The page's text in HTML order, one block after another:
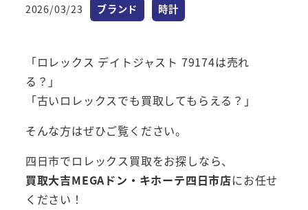
投稿日
2026/03/23 カテゴリー
ブランド カテゴリー
時計
「ロレックス デイトジャスト 79174は売れ
る？」
「古いロレックスでも買取してもらえる？」
そんな方はぜひご覧ください。
四日市でロレックス買取をお探しなら、
買取大吉MEGAドン・キホーテ四日市店にお任せ
ください！